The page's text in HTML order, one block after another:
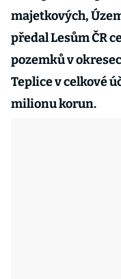
majetkových,
předal Lesům ČR
pozemků v
Teplice v celkové
milionu korun.